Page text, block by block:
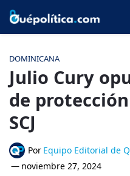
DOMINICANA
Julio Cury
de
SCJ
Por Equipo Editorial de
— noviembre 27, 2024